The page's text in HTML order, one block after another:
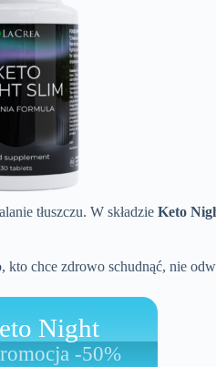
tłuszczu. W składzie Keto
kto chce zdrowo schudnąć, nie
Night
-50%